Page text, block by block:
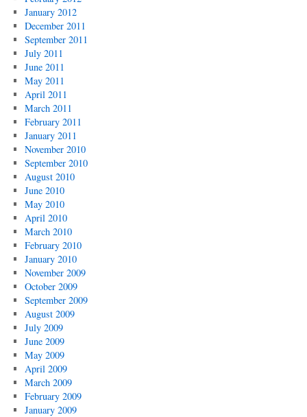
January 2012
December 2011
September 2011
July 2011
June 2011
May 2011
April 2011
March 2011
February 2011
January 2011
November 2010
September 2010
August 2010
June 2010
May 2010
April 2010
March 2010
February 2010
January 2010
November 2009
October 2009
September 2009
August 2009
July 2009
June 2009
May 2009
April 2009
March 2009
February 2009
January 2009